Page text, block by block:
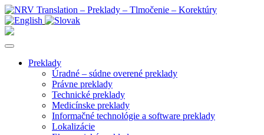
Preklady
Úradné – súdne overené preklady
Právne preklady
Technické preklady
Medicínske preklady
Informačné technológie a software preklady
Lokalizácie